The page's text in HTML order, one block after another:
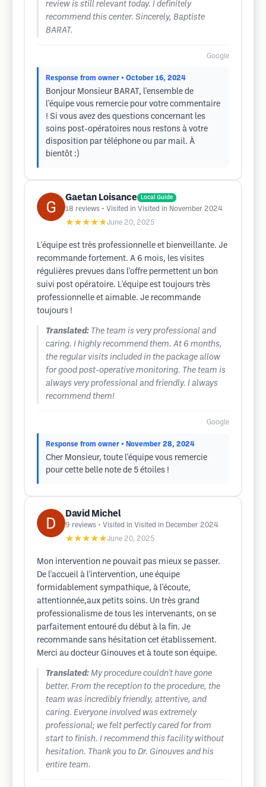
review is still relevant today. I definitely
recommend this center. Sincerely, Baptiste
BARAT.
Google
Response from owner • October 16, 2024
Bonjour Monsieur BARAT, l'ensemble de
l'équipe vous remercie pour votre commentaire
! Si vous avez des questions concernant les
soins post-opératoires nous restons à votre
disposition par téléphone ou par mail. À
bientôt :)
Gaetan Loisance Local Guide
18 reviews • Visited in Visited in November 2024
★★★★★June 20, 2025
L'équipe est très professionnelle et bienveillante. Je
recommande fortement. A 6 mois, les visites
régulières prevues dans l'offre permettent un bon
suivi post opératoire. L'équipe est toujours très
professionnelle et aimable. Je recommande
toujours !
Translated: The team is very professional and
caring. I highly recommend them. At 6 months,
the regular visits included in the package allow
for good post-operative monitoring. The team is
always very professional and friendly. I always
recommend them!
Google
Response from owner • November 28, 2024
Cher Monsieur, toute l'équipe vous remercie
pour cette belle note de 5 étoiles !
David Michel
9 reviews • Visited in Visited in December 2024
★★★★★June 20, 2025
Mon intervention ne pouvait pas mieux se passer.
De l'accueil à l'intervention, une équipe
formidablement sympathique, à l'écoute,
attentionnée,aux petits soins. Un très grand
professionalisme de tous les intervenants, on se
parfaitement entouré du début à la fin. Je
recommande sans hésitation cet établissement.
Merci au docteur Ginouves et à toute son équipe.
Translated: My procedure couldn't have gone
better. From the reception to the procedure, the
team was incredibly friendly, attentive, and
caring. Everyone involved was extremely
professional; we felt perfectly cared for from
start to finish. I recommend this facility without
hesitation. Thank you to Dr. Ginouves and his
entire team.